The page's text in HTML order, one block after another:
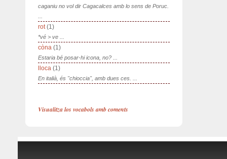
caganiu no vol dir Cagacalces amb lo sens de Poruc.
rot(1)
*vé > ve ...
còna (1)
Estaria bé posar-hi icona, no? ...
lloca (1)
En italià, és "chioccia", amb dues ces. ...
Visualitza los vocabols amb coments